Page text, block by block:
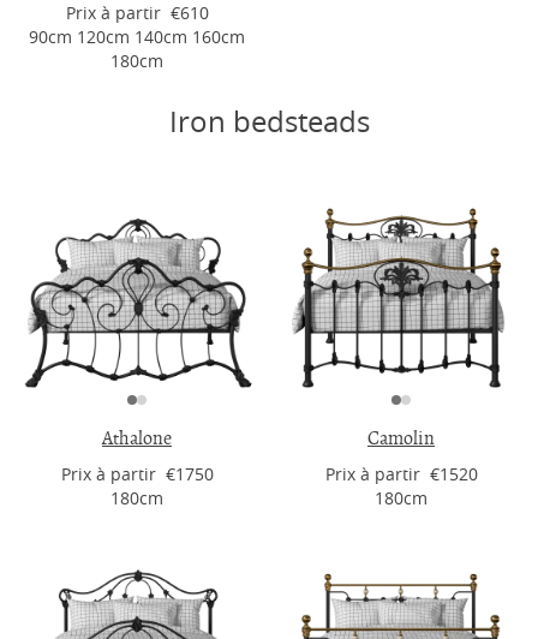
Prix ​​à partir €610
90cm 120cm 140cm 160cm
180cm
Iron bedsteads
Athalone
Prix ​​à partir €1750
180cm
Camolin
Prix ​​à partir €1520
180cm